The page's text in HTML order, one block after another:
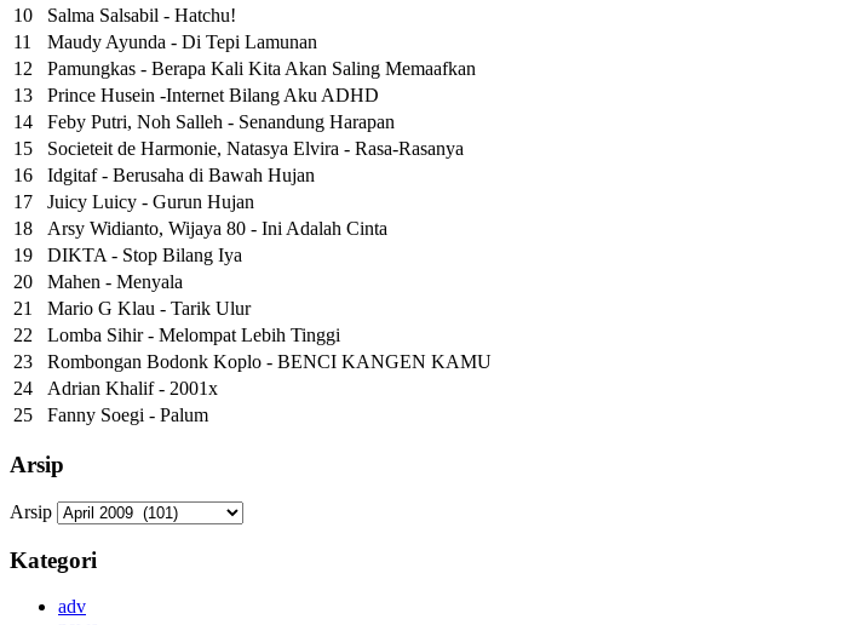
10
Salma Salsabil - Hatchu!
11
Maudy Ayunda - Di Tepi Lamunan
12
Pamungkas - Berapa Kali Kita Akan Saling Memaafkan
13
Prince Husein -Internet Bilang Aku ADHD
14
Feby Putri, Noh Salleh - Senandung Harapan
15
Societeit de Harmonie, Natasya Elvira - Rasa-Rasanya
16
Idgitaf - Berusaha di Bawah Hujan
17
Juicy Luicy - Gurun Hujan
18
Arsy Widianto, Wijaya 80 - Ini Adalah Cinta
19
DIKTA - Stop Bilang Iya
20
Mahen - Menyala
21
Mario G Klau - Tarik Ulur
22
Lomba Sihir - Melompat Lebih Tinggi
23
Rombongan Bodonk Koplo - BENCI KANGEN KAMU
24
Adrian Khalif - 2001x
25
Fanny Soegi - Palum
Arsip
Arsip
Kategori
adv